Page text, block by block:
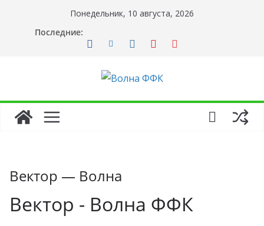
содержимому
Понедельник, 10 августа, 2026
Последние:
Вектор — Волна
Вектор - Волна ФФК